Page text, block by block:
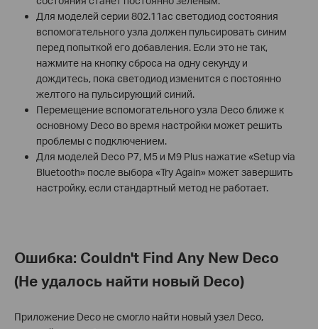
Для моделей серии 802.11ac светодиод состояния
вспомогательного узла должен пульсировать синим
перед попыткой его добавления. Если это не так,
нажмите на кнопку сброса на одну секунду и
дождитесь, пока светодиод изменится с постоянно
желтого на пульсирующий синий.
Перемещение вспомогательного узла Deco ближе к
основному Deco во время настройки может решить
проблемы с подключением.
Для моделей Deco P7, M5 и M9 Plus нажатие «Setup via
Bluetooth» после выбора «Try Again» может завершить
настройку, если стандартный метод не работает.
Ошибка: Couldn't Find Any New Deco
(Не удалось найти новый Deco)
Приложение Deco не смогло найти новый узел Deco,